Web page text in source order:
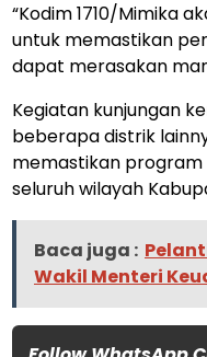
“Kodim 1710/Mimika
untuk memastikan
dapat merasakan
Kegiatan kunjungan
beberapa distrik
memastikan
seluruh wilayah
Baca juga :
Wakil Menteri